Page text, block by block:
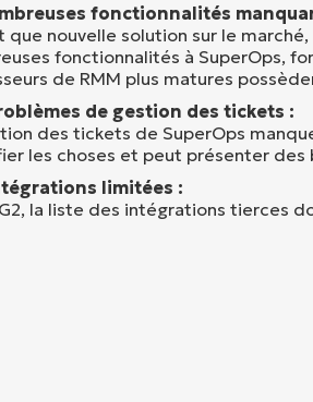
fonctionnalités
que nouvelle solution sur le
fonctionnalités à SuperOps,
de RMM plus matures
de gestion des tickets :
des tickets de SuperOps
les choses et peut présenter des
limitées :
la liste des intégrations tierces